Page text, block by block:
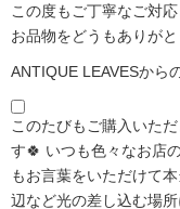
この度もご丁寧なご対
お品物をどうもありがと
ANTIQUE LEAVESから
このたびもご購入いた
す🍀 いつも色々なお店
もお言葉をいただけて
辺など光の差し込む場